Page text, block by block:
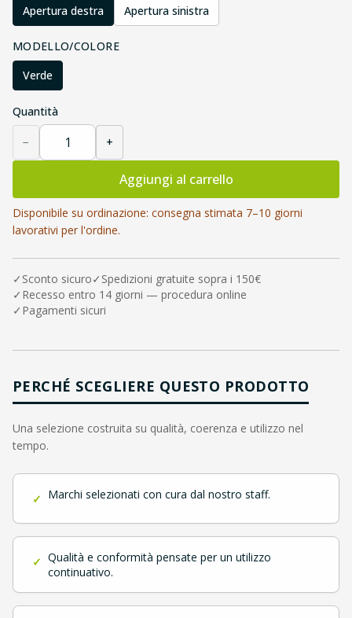
Apertura destra
Apertura sinistra
MODELLO/COLORE
Verde
Quantità
− +
Aggiungi al carrello
Disponibile su ordinazione: consegna stimata 7–10 giorni
lavorativi per l'ordine.
✓ Sconto sicuro✓ Spedizioni gratuite sopra i 150€
✓ Recesso entro 14 giorni — procedura online
✓ Pagamenti sicuri
PERCHÉ SCEGLIERE QUESTO PRODOTTO
Una selezione costruita su qualità, coerenza e utilizzo nel
tempo.
✓ Marchi selezionati con cura dal nostro staff.
✓ Qualità e conformità pensate per un utilizzo
continuativo.